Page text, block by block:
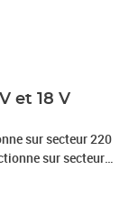
et 18 V
sur secteur 220
lx.• Type de